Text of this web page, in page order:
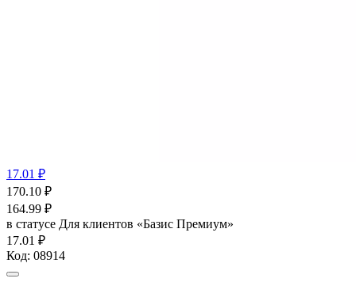
17.01 ₽
170.10 ₽
164.99 ₽
в статусе Для клиентов «Базис Премиум»
17.01 ₽
Код: 08914